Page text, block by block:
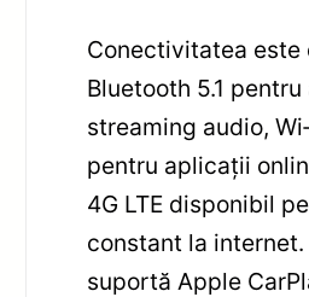
Conectivitatea este
Bluetooth 5.1
streaming audio,
pentru aplicații
4G LTE disponibil
constant la internet.
suportă Apple